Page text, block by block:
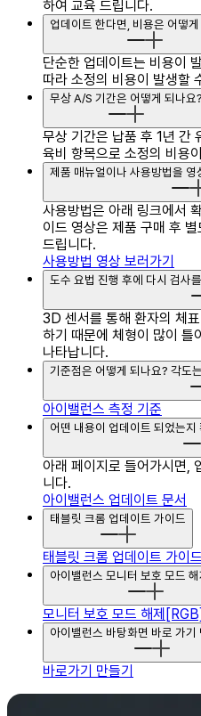
하여 교육 드립니다.
업데이트 한다면, 비용은 어떻
단순한 업데이트는 비용이
따라 소정의 비용이 발생할
무상 A/S 기간은 어떻게 되나요?
무상 기간은 납품 후 1년 간
육비 항목으로 소정의 비용
제품 매뉴얼이나 사용방법을
사용방법은 아래 링크에서
이드 영상은 제품 구매 후
드립니다.
사용방법 영상 보러가기
도수 요법 진행 후에 다시 검사
3D 센서를 통해 환자의 체
하기 때문에 체형이 많이 틀
나타납니다.
기준점은 어떻게 되나요? 각도
아이밸런스 측정 기준
어떤 내용이 업데이트 되었는
아래 페이지로 들어가시면,
니다.
아이밸런스 업데이트 문서
태블릿 크롬 업데이트 가이드
태블릿 크롬 업데이트 가이드
아이밸런스 모니터 보호 모드
모니터 보호 모드 해제[RGB]
아이밸런스 바탕화면 바로 가
바로가기 만들기